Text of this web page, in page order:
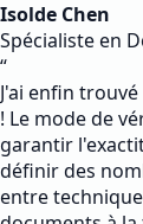
Isolde Chen
Spécialiste en
“
J'ai enfin
! Le mode de
garantir
définir des
entre